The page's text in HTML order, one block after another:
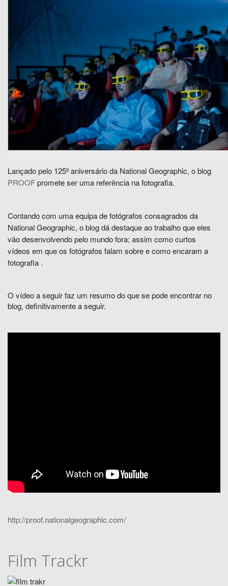
Lançado pelo 125º aniversário da National Geographic, o blog
PROOFpromete ser uma referência na fotografia.
Contando com uma equipa de fotógrafos consagrados da
National Geographic, o blog dá destaque ao trabalho que eles
vão desenvolvendo pelo mundo fora; assim como curtos
vídeos em que os fotógrafos falam sobree como encaram a
fotografia .
O vídeo a seguir faz um resumo do que se pode encontrar no
blog, definitivamente a seguir.
http://proof.nationalgeographic.com/
Film Trackr